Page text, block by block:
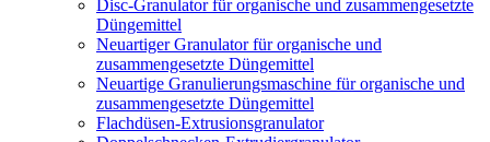
Disc-Granulator für organische und zusammengesetzte
Düngemittel
Neuartiger Granulator für organische und
zusammengesetzte Düngemittel
Neuartige Granulierungsmaschine für organische und
zusammengesetzte Düngemittel
Flachdüsen-Extrusionsgranulator